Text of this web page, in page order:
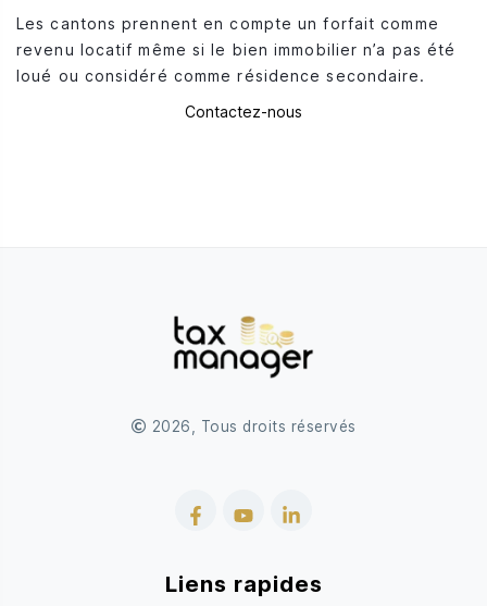
Les cantons prennent en compte un forfait comme
revenu locatif même si le bien immobilier n’a pas été
loué ou considéré comme résidence secondaire.
Contactez-nous
2026, Tous droits réservés
Facebook
YouTubeLinkedIn
Liens rapides